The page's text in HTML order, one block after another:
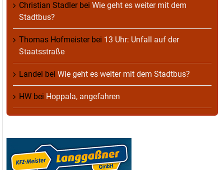
Christian Stadlerbei Wie geht es weiter mit dem
Stadtbus?
Thomas Hofmeisterbei 13 Uhr: Unfall auf der
Staatsstraße
Landei bei Wie geht es weiter mit dem Stadtbus?
HW bei Hoppala, angefahren